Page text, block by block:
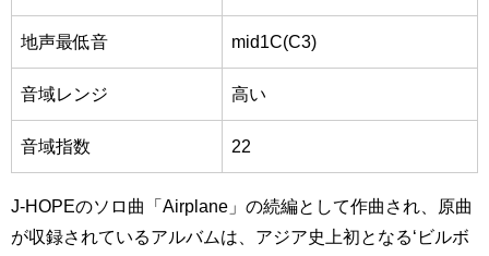
地声最低音 mid1C(C3)
音域レンジ 高い
音域指数 22
J-HOPEのソロ曲「Airplane」の続編として作曲され、原曲
が収録されているアルバムは、アジア史上初となる‘ビルボ